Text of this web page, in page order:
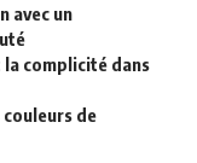
avec un
complicité dans
de